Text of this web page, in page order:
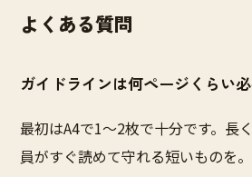
よくある質問
ガイドラインは何ページくらい
最初はA4で1〜2枚で十分です。長
員がすぐ読めて守れる短いものを